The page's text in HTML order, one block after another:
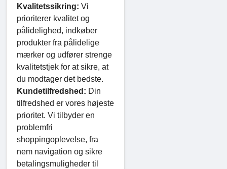
Kvalitetssikring: Vi
prioriterer kvalitet og
pålidelighed, indkøber
produkter fra pålidelige
mærker og udfører strenge
kvalitetstjek for at sikre, at
du modtager det bedste.
Kundetilfredshed: Din
tilfredshed er vores højeste
prioritet. Vi tilbyder en
problemfri
shoppingoplevelse, fra
nem navigation og sikre
betalingsmuligheder til